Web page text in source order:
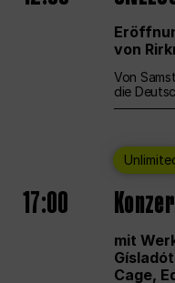
von
Von
die
17:00
mit
Cage,